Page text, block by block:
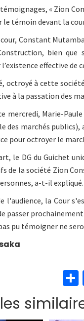
« Zion
le témoin devant la
Constant
bien que
effective de
octroyé à cette
à la passation des
mercredi, Marie-
des marchés
pour octroyer le
le DG du Guichet
de la société Zion
a-t-il expliqué.
l'audience, la Cour
passer
pu témoigner ne